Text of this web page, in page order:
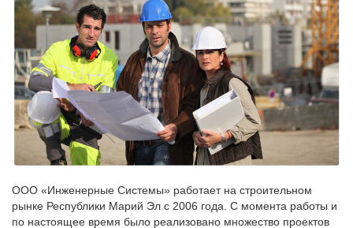
ООО «Инженерные Системы» работает на строительном
рынке Республики Марий Эл с 2006 года. С момента работы и
по настоящее время было реализовано множество проектов